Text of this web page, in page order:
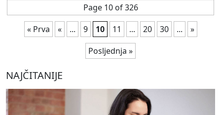
Page 10 of 326
« Prva
« ... 9 10 11 ... 20 30 ...
»
Posljednja »
NAJČITANIJE